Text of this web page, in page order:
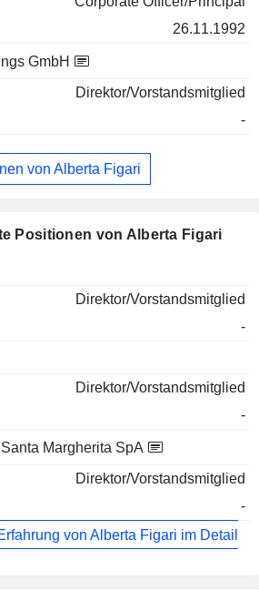
26.11.1992
GmbH
Direktor/Vorstandsmitglied
-
von Alberta Figari
Positionen von Alberta Figari
Direktor/Vorstandsmitglied
-
Direktor/Vorstandsmitglied
-
Margherita SpA
Direktor/Vorstandsmitglied
-
von Alberta Figari im Detail